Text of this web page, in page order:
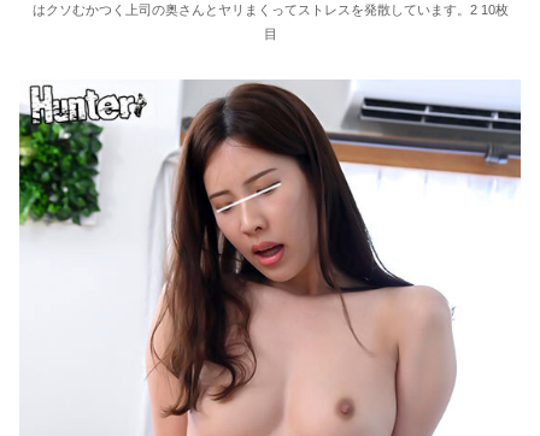
はクソむかつく上司の奥さんとヤリまくってストレスを発散しています。2 10枚
目